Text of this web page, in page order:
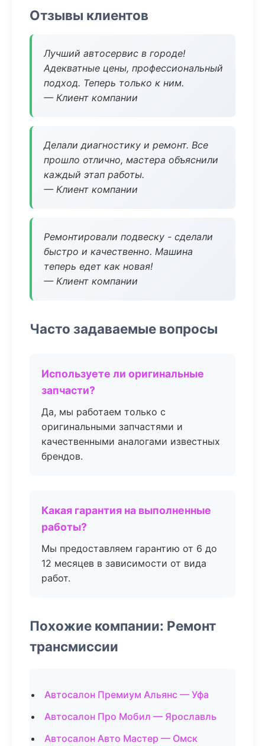
Отзывы клиентов
Лучший автосервис в городе!
Адекватные цены, профессиональный
подход. Теперь только к ним.
— Клиент компании
Делали диагностику и ремонт. Все
прошло отлично, мастера объяснили
каждый этап работы.
— Клиент компании
Ремонтировали подвеску - сделали
быстро и качественно. Машина
теперь едет как новая!
— Клиент компании
Часто задаваемые вопросы
Используете ли оригинальные
запчасти?
Да, мы работаем только с
оригинальными запчастями и
качественными аналогами известных
брендов.
Какая гарантия на выполненные
работы?
Мы предоставляем гарантию от 6 до
12 месяцев в зависимости от вида
работ.
Похожие компании: Ремонт
трансмиссии
Автосалон Премиум Альянс — Уфа
Автосалон Про Мобил — Ярославль
Автосалон Авто Мастер — Омск